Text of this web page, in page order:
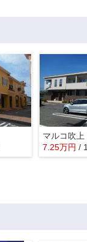
マルコ吹上
7.25万円 /